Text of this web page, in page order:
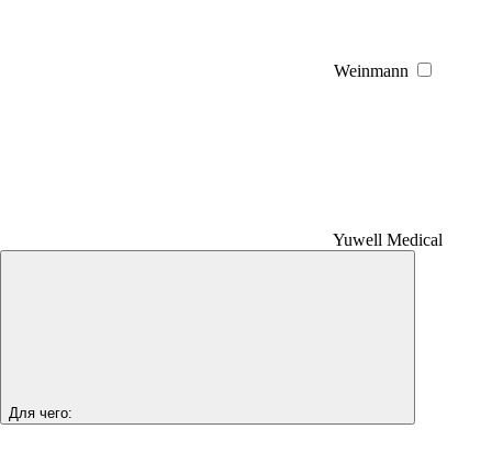
Weinmann
Yuwell Medical
Для чего: